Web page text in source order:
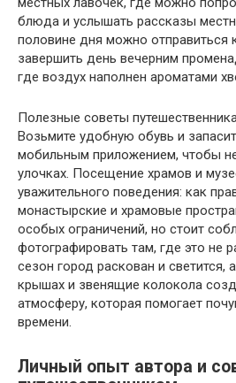
блюда и услышать рассказы
половине дня можно отправиться
завершить день вечерним
где воздух наполнен ароматами
Полезные советы
Возьмите удобную обувь и
мобильным приложением, чтобы не
улочках. Посещение храмов и
уважительного поведения: как
монастырские и храмовые
особых ограничений, но стоит
фотографировать там, где это не
сезон город раскован и светится,
крышах и звенящие колокола
атмосферу, которая помогает
времени.
Личный опыт автора и